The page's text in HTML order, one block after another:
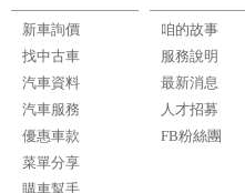
新車詢價
找中古車
汽車資料
汽車服務
優惠車款
菜單分享
購車幫手
咱的故事
服務說明
最新消息
人才招募
FB粉絲團